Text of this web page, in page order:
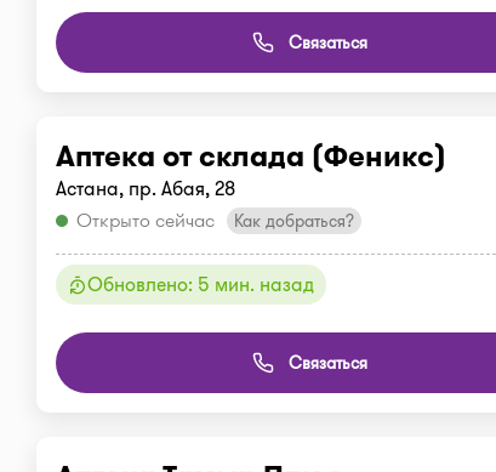
Связаться
Аптека от склада (Феникс)
Астана, пр. Абая, 28
Открыто сейчас
Как добраться?
Обновлено: 5 мин. назад
Связаться